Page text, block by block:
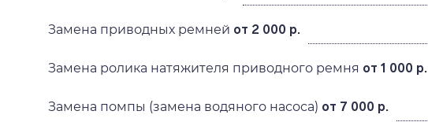
Замена приводных ремней от 2 000 р.
Замена ролика натяжителя приводного ремня от 1 000 р.
Замена помпы (замена водяного насоса) от 7 000 р.